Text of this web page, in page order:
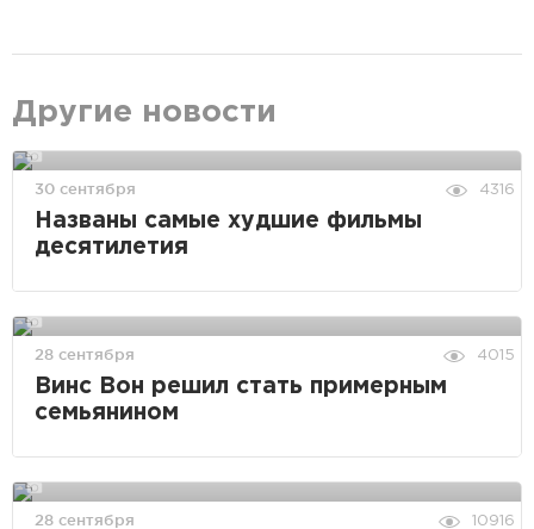
Другие новости
30 сентября 4316
Названы самые худшие фильмы
десятилетия
28 сентября 4015
Винс Вон решил стать примерным
семьянином
28 сентября 10916